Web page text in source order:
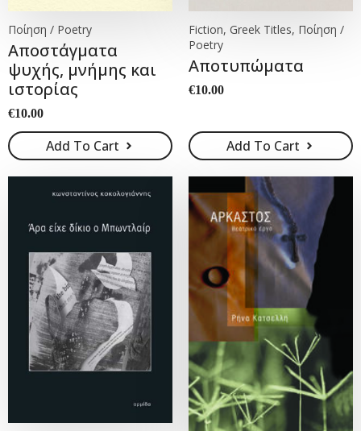
Ποίηση / Poetry
Αποστάγματα
ψυχής, μνήμης και
ιστορίας
€10.00
Add To Cart
Fiction, Greek Titles, Ποίηση /
Poetry
Αποτυπώματα
€10.00
Add To Cart